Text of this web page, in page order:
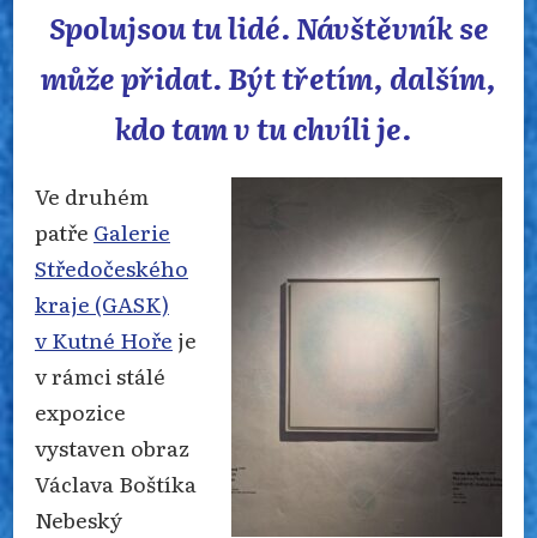
Spolujsou tu lidé. Návštěvník se
může přidat. Být třetím, dalším,
kdo tam v tu chvíli je.
Ve druhém
patře Galerie
Středočeského
kraje (GASK)
v Kutné Hoře je
v rámci stálé
expozice
vystaven obraz
Václava Boštíka
Nebeský